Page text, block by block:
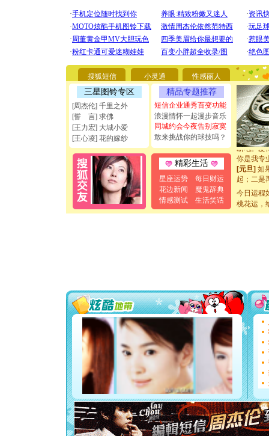
搜狐短信 小灵通 性感丽人
三星图铃专区
[周杰伦] 千里之外
[誓 言] 求佛
[王力宏] 大城小爱
[王心凌] 花的嫁纱
精品专题推荐
短信企业通秀百变功能
浪漫情怀一起漫步音乐
同城约会今夜告别寂寞
敢来挑战你的球技吗？
精彩生活
星座运势
每日财运
花边新闻
魔鬼辞典
情感测试
生活笑话
[圣诞节]
要平安
[圣诞节]
能正大光
都要快乐
[圣诞节]
如意,快
[元旦]看
断电。爱
你是我专
[元旦]如
起；二是
离。水晶
[元旦]当
泣，这痛
卖了。水
你太多，
要平安
[圣诞节]
能正大
都要快乐
[圣诞节]
如意,快
[元旦]
看
断电。
你是我
[元旦]如
起；二是
离。水晶
[元旦]当
今日运程
桃花运，